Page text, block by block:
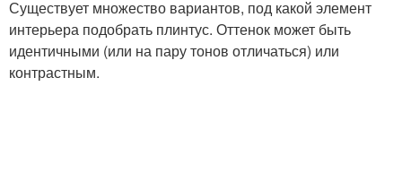
Существует множество вариантов, под какой элемент
интерьера подобрать плинтус. Оттенок может быть
идентичными (или на пару тонов отличаться) или
контрастным.